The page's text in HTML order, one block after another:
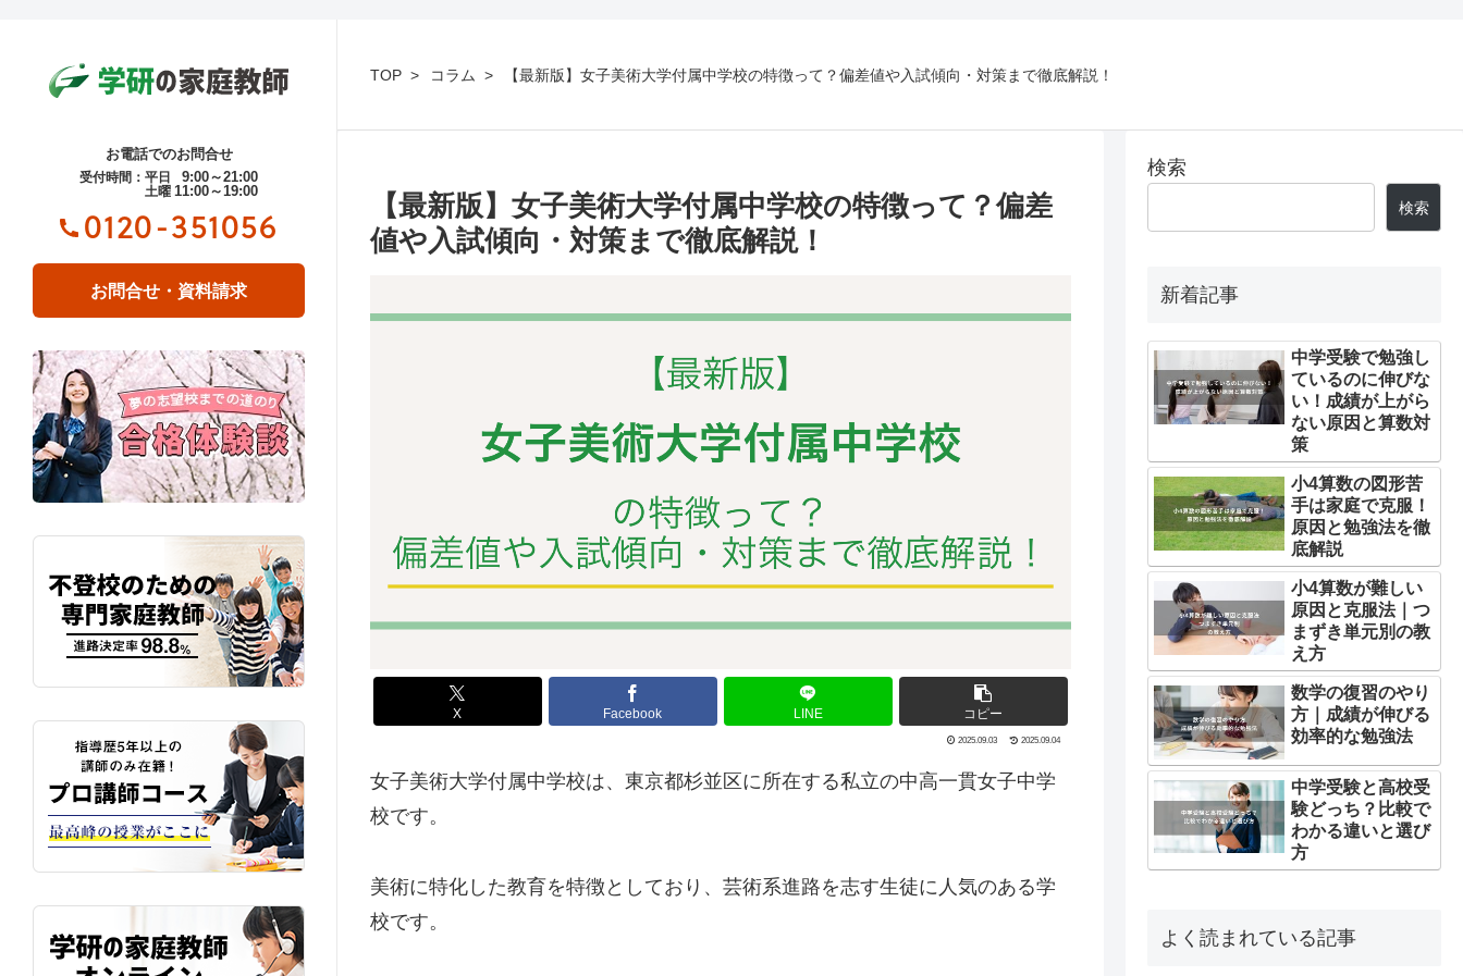
お電話でのお問合せ
受付時間：平日 9:00～21:00
土曜 11:00～19:00
0120-351056
お問合せ・資料請求
TOP コラム 【最新版】女子美術大学付属中学校の特徴って？偏差値や入試傾向・対策まで徹底解説！
【最新版】女子美術大学付属中学校の特徴って？偏差
値や入試傾向・対策まで徹底解説！
X Facebook LINE コピー
2025.09.03 2025.09.04
女子美術大学付属中学校は、東京都杉並区に所在する私立の中高一貫女子中学
校です。
美術に特化した教育を特徴としており、芸術系進路を志す生徒に人気のある学
校です。
検索
検索
新着記事
中学受験で勉強し
ているのに伸びな
い！成績が上がら
ない原因と算数対
策
小4算数の図形苦
手は家庭で克服！
原因と勉強法を徹
底解説
小4算数が難しい
原因と克服法｜つ
まずき単元別の教
え方
数学の復習のやり
方｜成績が伸びる
効率的な勉強法
中学受験と高校受
験どっち？比較で
わかる違いと選び
方
よく読まれている記事